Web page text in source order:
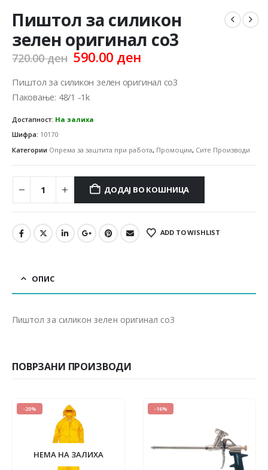
Пиштол за силикон
зелен оригинал со3
720.00ден Original
was:
720.00 ден.
590.00 денCurrent
is:
Пиштол за силикон зелен оригинал со3
Паковање: 48/1 -1k
Достапност: На залиха
Шифра: 10170
Категории Опрема за заштита при работа, Промоции, Сите Производи
ДОДАЈ ВО КОШНИЦА
ADD TO WISHLIST
ОПИС
Пиштол за силикон зелен оригинал со3
ПОВРЗАНИ ПРОИЗВОДИ
-20%
НЕМА НА ЗАЛИХА
-16%